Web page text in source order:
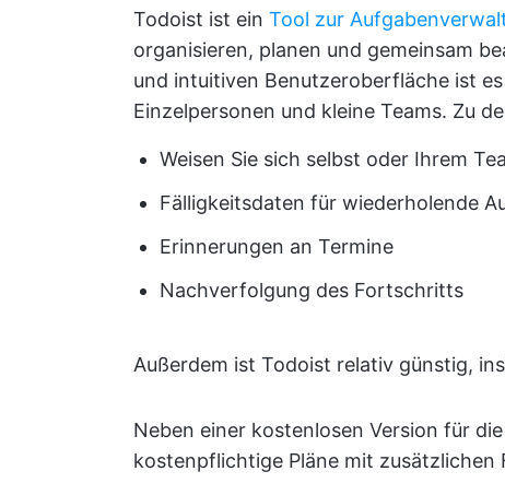
Todoist ist ein Tool zur
organisieren, planen und gemeinsam
und intuitiven Benutzeroberfläche ist
Einzelpersonen und kleine Teams. Zu
Weisen Sie sich selbst oder Ihrem
Fälligkeitsdaten für wiederholende
Erinnerungen an Termine
Nachverfolgung des Fortschritts
Außerdem ist Todoist relativ günstig,
Neben einer kostenlosen Version für
kostenpflichtige Pläne mit zusätzlichen